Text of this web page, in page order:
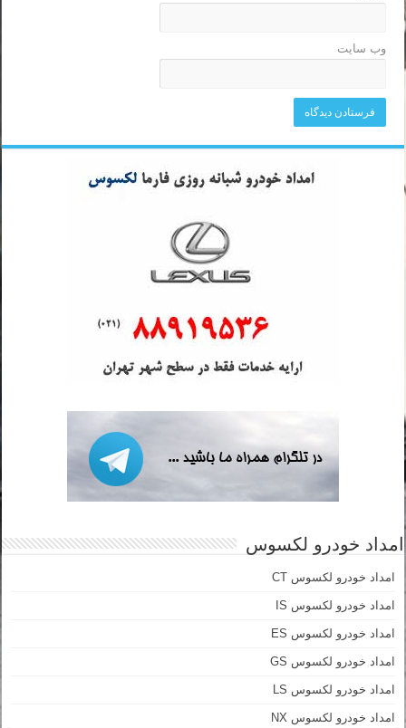
وب‌ سایت
امداد خودرو لکسوس
امداد خودرو لکسوس CT
امداد خودرو لکسوس IS
امداد خودرو لکسوس ES
امداد خودرو لکسوس GS
امداد خودرو لکسوس LS
امداد خودرو لکسوس NX